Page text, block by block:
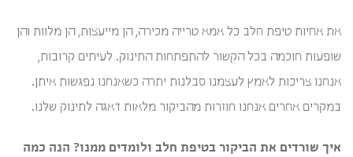
את אחיות טיפת חלב כל אמא טרייה מכירה, הן מייעצות, הן מלוות והן
שופעות חוכמה בכל הקשור להתפתחות התינוק. לעיתים קרובות,
אנחנו צריכות לאמץ לעצמנו סבלנות יתרה כשאנחנו נפגשות איתן.
במקרים אחרים אנחנו חוזרות מהביקור מלאות דאגה לתינוק שלנו.
איך שורדים את הביקור בטיפת חלב ולומדים ממנו? הנה כמה